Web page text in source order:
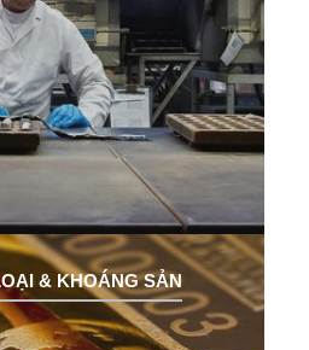
& KHOÁNG SẢN